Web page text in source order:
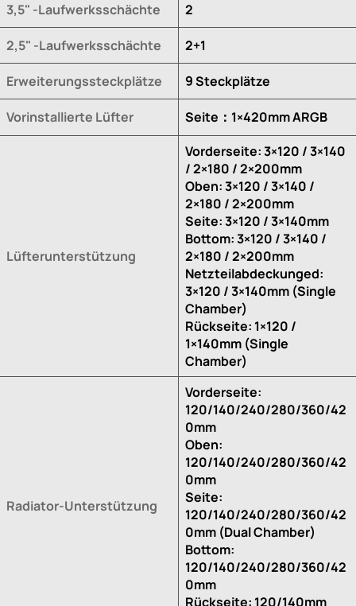
3,5" -Laufwerksschächte
2
2,5" -Laufwerksschächte 2+1
Erweiterungssteckplätze 9 Steckplätze
Vorinstallierte Lüfter Seite：1×420mm ARGB
Lüfterunterstützung
Vorderseite: 3×120 / 3×140
/ 2×180 / 2×200mm
Oben: 3×120 / 3×140 /
2×180 / 2×200mm
Seite: 3×120 / 3×140mm
Bottom: 3×120 / 3×140 /
2×180 / 2×200mm
Netzteilabdeckunged:
3×120 / 3×140mm (Single
Chamber)
Rückseite: 1×120 /
1×140mm (Single
Chamber)
Radiator-Unterstützung
Vorderseite:
120/140/240/280/360/42
0mm
Oben:
120/140/240/280/360/42
0mm
Seite:
120/140/240/280/360/42
0mm (Dual Chamber)
Bottom:
120/140/240/280/360/42
0mm
Rückseite: 120/140mm